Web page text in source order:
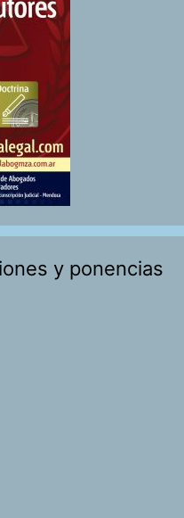
y ponencias